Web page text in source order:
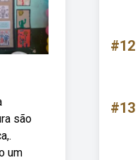
são
um
#12
#13